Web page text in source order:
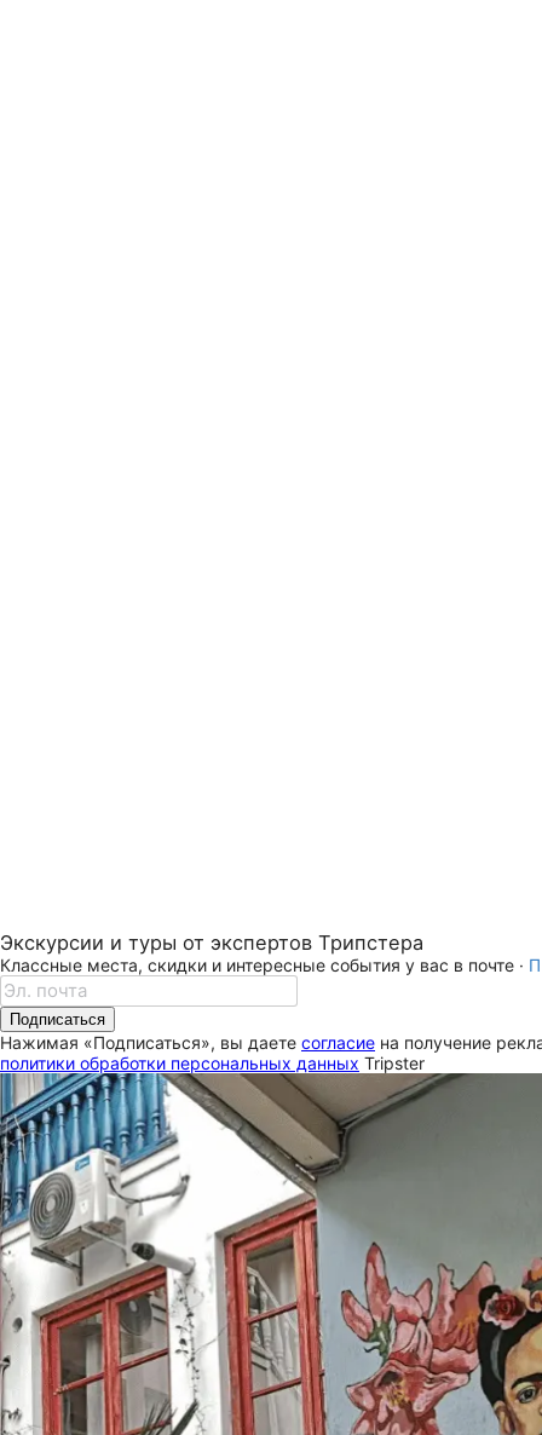
Экскурсии и туры от экспертов Трипстера
Классные места, скидки и интересные события у вас в почте ·
Подписаться
Нажимая «Подписаться», вы даете согласие на получение
политики обработки персональных данных Tripster